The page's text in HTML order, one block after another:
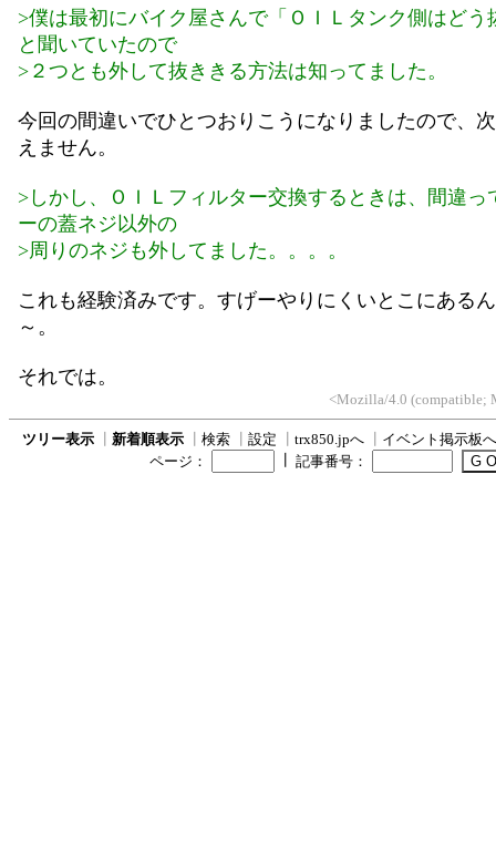
>僕は最初にバイク屋さんで「ＯＩＬタンク側はどう
と聞いていたので
>２つとも外して抜ききる方法は知ってました。
今回の間違いでひとつおりこうになりましたので、
えません。
>しかし、ＯＩＬフィルター交換するときは、間違っ
ーの蓋ネジ以外の
>周りのネジも外してました。。。。
これも経験済みです。すげーやりにくいとこにある
～。
それでは。
<Mozilla/4.0 (compatible;
ツリー表示 新着順表示 検索 設定 trx850.jpへ
イベント掲示板へ
ページ：
記事番号：